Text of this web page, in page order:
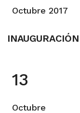
Octubre 2017
INAUGURACIÓN
13
Octubre